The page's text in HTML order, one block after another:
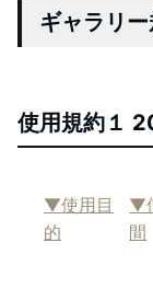
ギャラリ
使用規約１
▼使用目
的
▼
間